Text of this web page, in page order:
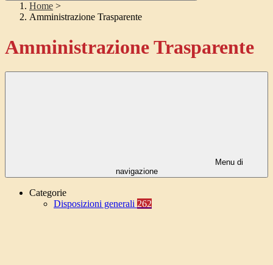
Home >
Amministrazione Trasparente
Amministrazione Trasparente
Menu di
navigazione
Categorie
Disposizioni generali 262